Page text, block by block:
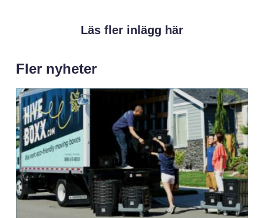
Läs fler inlägg här
Fler nyheter